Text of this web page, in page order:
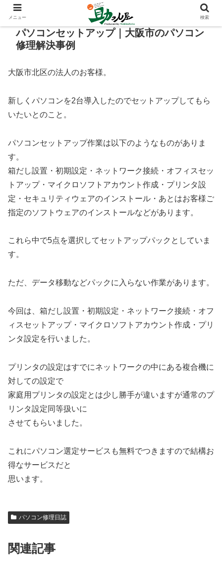
パソコンセットアップ｜大阪市のパソコン
修理解決事例
大阪市北区の法人のお客様。
新しくパソコンを2台導入したのでセットアップしてもら
いたいとのこと。
パソコンセットアップ作業は以下のようなものがありま
す。
箱だし設置・初期設定・ネットワーク接続・オフィスセッ
トアップ・マイクロソフトアカウント作成・プリンタ設
定・セキュリティウェアのインストール・あとはお客様ご
指定のソフトウェアのインストールなどがあります。
これら中で5点を選択してセットアップパックとしていま
す。
ただ、データ移動などパックに入らない作業があります。
今回は、箱だし設置・初期設定・ネットワーク接続・オフ
ィスセットアップ・マイクロソフトアカウント作成・プリ
ンタ設定を行いました。
プリンタの設定はすでにネットワークの中にある複合機に
対しての設定で
家庭用プリンタの設定とは少し勝手が違いますが通常のプ
リンタ設定同等扱いに
させてもらいました。
これにパソコン選定サービスも無料でつきますので結構お
得なサービスだと
思います。
パソコン修理日誌
関連記事
メニュー 検索